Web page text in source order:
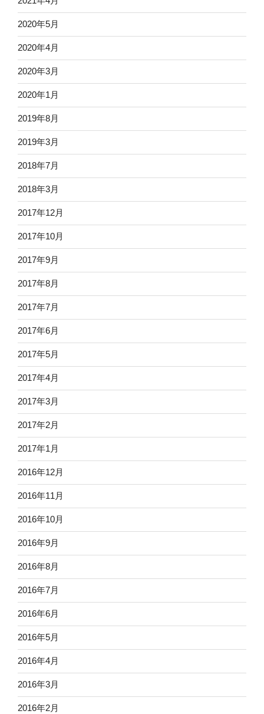
2020年5月
2020年4月
2020年3月
2020年1月
2019年8月
2019年3月
2018年7月
2018年3月
2017年12月
2017年10月
2017年9月
2017年8月
2017年7月
2017年6月
2017年5月
2017年4月
2017年3月
2017年2月
2017年1月
2016年12月
2016年11月
2016年10月
2016年9月
2016年8月
2016年7月
2016年6月
2016年5月
2016年4月
2016年3月
2016年2月